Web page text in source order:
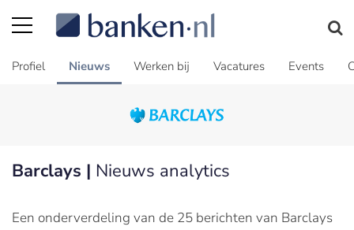
Profiel Nieuws Werken bij Vacatures Events
Barclays | Nieuws analytics
Een onderverdeling van de 25 berichten van Barclays